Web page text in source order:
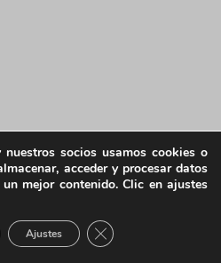
socios usamos cookies o
acceder y procesar datos
mejor contenido. Clic en ajustes
Ajustes Cerrar el banner de